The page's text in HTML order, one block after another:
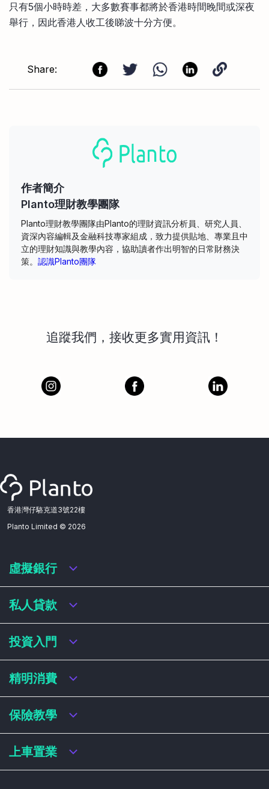
只有5個小時時差，大多數賽事都將於香港時間晚間或深夜
舉行，因此香港人收工後睇波十分方便。
Share:
作者簡介
Planto理財教學團隊
Planto理財教學團隊由Planto的理財資訊分析員、研究人員、
資深內容編輯及金融科技專家組成，致力提供貼地、專業且中
立的理財知識與教學內容，協助讀者作出明智的日常財務決
策。 認識Planto團隊
追蹤我們，接收更多實用資訊！
香港灣仔駱克道3號22樓
Planto Limited © 2026
虛擬銀行
虛擬銀行迎新優惠
虛擬銀行存款利率比較
虛擬銀行銀扣賬卡 / 信用卡
虛擬銀行貸款
私人貸款
私人貸款年利率比較
網上即批貸款
結餘轉戶
稅務貸款
財務公司貸款
投資入門
港股戶口收費及迎新優惠
基金平台比較
買加密貨幣教學
精明消費
網購信用卡
飛行里數信用卡
學生信用卡
保險教學
買保險基本概念
上車置業